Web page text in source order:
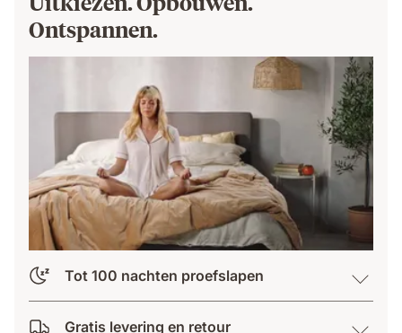
Ontspannen.
Tot 100 nachten proefslapen
Gratis levering en retour